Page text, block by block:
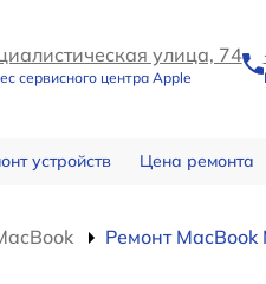
улица, 74
сервисного центра Apple
устройств Цена ремонта
Ремонт